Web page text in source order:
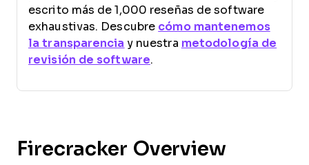
escrito más de 1,000 reseñas de software
exhaustivas. Descubre cómo mantenemos
la transparencia y nuestra metodología de
revisión de software.
Firecracker Overview